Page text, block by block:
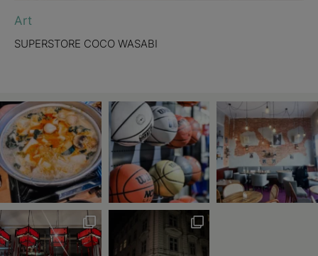
Art
SUPERSTORE COCO WASABI